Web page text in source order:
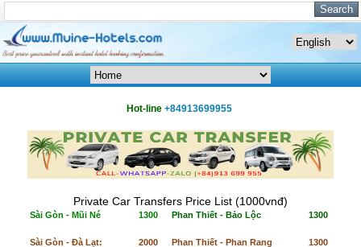
Hot-line +84913699955
Private Car Transfers Price List (1000vnđ)
Sài Gòn - Mũi Né 1300 Phan Thiết - Bảo Lộc 1300
Sài Gòn - Đà Lạt: 2000 Phan Thiết - Phan Rang 1300